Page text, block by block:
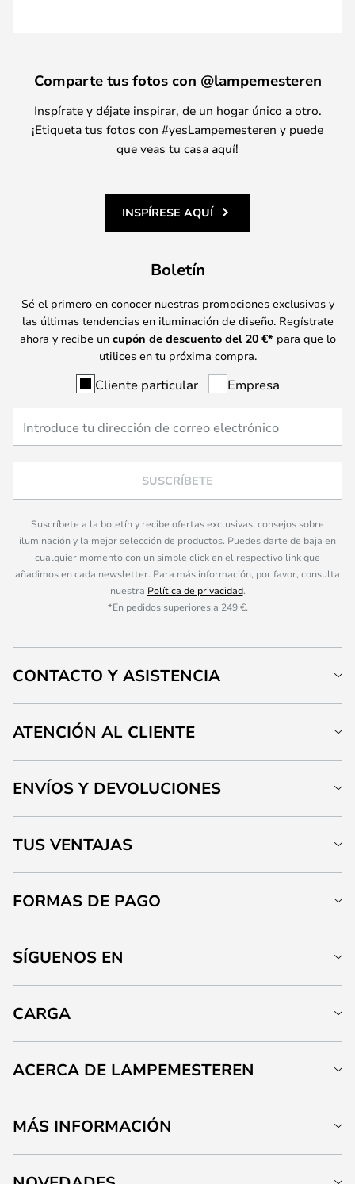
Comparte tus fotos con @lampemesteren
Inspírate y déjate inspirar, de un hogar único a otro.
¡Etiqueta tus fotos con #yesLampemesteren y puede
que veas tu casa aquí!
INSPÍRESE AQUÍ
Boletín
Sé el primero en conocer nuestras promociones exclusivas y
las últimas tendencias en iluminación de diseño. Regístrate
ahora y recibe un cupón de descuento del 20 €* para que lo
utilices en tu próxima compra.
Cliente particular Empresa
SUSCRÍBETE
Suscríbete a la boletín y recibe ofertas exclusivas, consejos sobre
iluminación y la mejor selección de productos. Puedes darte de baja en
cualquier momento con un simple click en el respectivo link que
añadimos en cada newsletter. Para más información, por favor, consulta
nuestra Política de privacidad.
*En pedidos superiores a 249 €.
CONTACTO Y ASISTENCIA
ATENCIÓN AL CLIENTE
ENVÍOS Y DEVOLUCIONES
TUS VENTAJAS
FORMAS DE PAGO
SÍGUENOS EN
CARGA
ACERCA DE LAMPEMESTEREN
MÁS INFORMACIÓN